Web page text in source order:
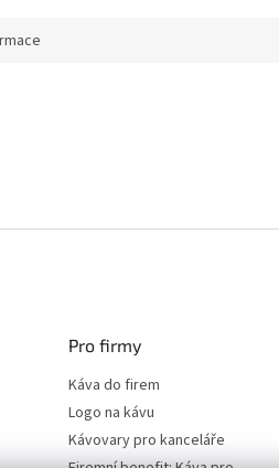
Pro firmy
Káva do firem
Logo na kávu
Kávovary pro kanceláře